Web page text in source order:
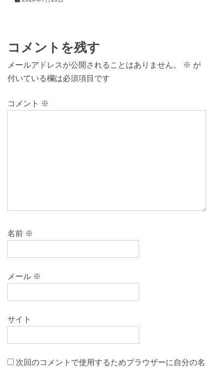
コメントを残す
メールアドレスが公開されることはありません。 ※ が
付いている欄は必須項目です
コメント ※
名前 ※
メール ※
サイト
次回のコメントで使用するためブラウザーに自分の名